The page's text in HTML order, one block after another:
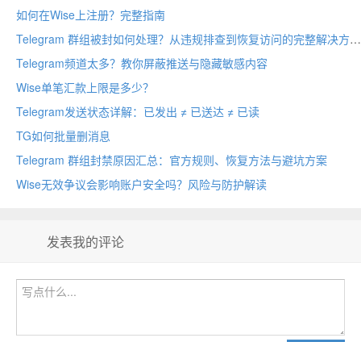
如何在Wise上注册？完整指南
Telegram 群组被封如何处理？从违规排查到恢复访问的完整解决方案
Telegram频道太多？教你屏蔽推送与隐藏敏感内容
Wise单笔汇款上限是多少？
Telegram发送状态详解：已发出 ≠ 已送达 ≠ 已读
TG如何批量删消息
Telegram 群组封禁原因汇总：官方规则、恢复方法与避坑方案
Wise无效争议会影响账户安全吗？风险与防护解读
发表我的评论